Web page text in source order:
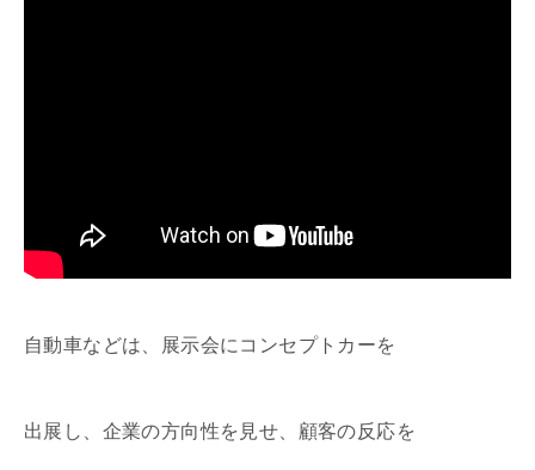
自動車などは、展示会にコンセプトカーを
出展し、企業の方向性を見せ、顧客の反応を